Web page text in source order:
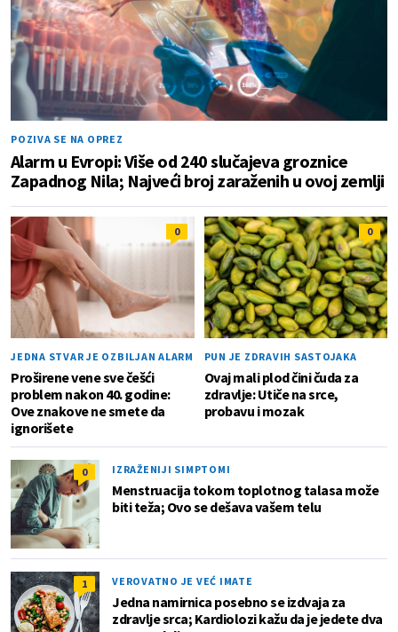
POZIVA SE NA OPREZ
Alarm u Evropi: Više od 240 slučajeva groznice
Zapadnog Nila; Najveći broj zaraženih u ovoj zemlji
0
JEDNA STVAR JE OZBILJAN ALARM
Proširene vene sve češći
problem nakon 40. godine:
Ove znakove ne smete da
ignorišete
0
PUN JE ZDRAVIH SASTOJAKA
Ovaj mali plod čini čuda za
zdravlje: Utiče na srce,
probavu i mozak
0 IZRAŽENIJI SIMPTOMI
Menstruacija tokom toplotnog talasa može
biti teža; Ovo se dešava vašem telu
1 VEROVATNO JE VEĆ IMATE
Jedna namirnica posebno se izdvaja za
zdravlje srca; Kardiolozi kažu da je jedete dva